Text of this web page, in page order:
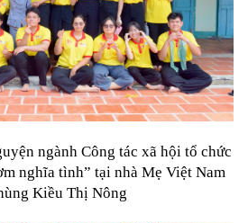
ngành Công tác xã hội tổ chức
nghĩa tình” tại nhà Mẹ Việt Nam
Kiều Thị Nông